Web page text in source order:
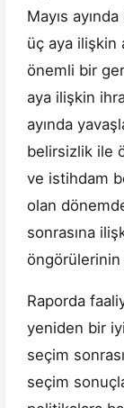
Mayıs
üç aya ilişkin
önemli bir
aya ilişkin
ayında
belirsizlik ile
ve istihdam
olan
sonrasına
Raporda
yeniden bir
seçim
seçim